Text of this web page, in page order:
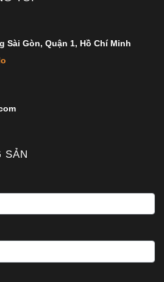
Sài Gòn, Quận 1, Hồ Chí Minh
SẢN